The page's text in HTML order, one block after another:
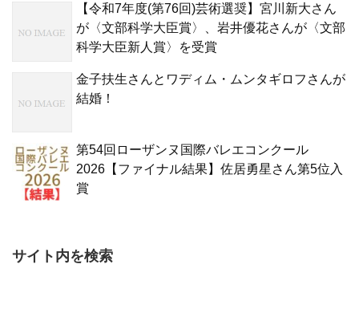
【令和7年度(第76回)芸術選奨】宮川新大さん
が〈文部科学大臣賞〉、岩井優花さんが〈文部
科学大臣新人賞〉を受賞
金子扶生さんとワディム・ムンタギロフさんが
結婚！
第54回ローザンヌ国際バレエコンクール
2026【ファイナル結果】佐居勇星さん第5位入
賞
サイト内を検索